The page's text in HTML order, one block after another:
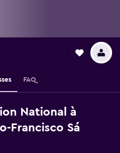
FAQ
National à
Francisco Sá